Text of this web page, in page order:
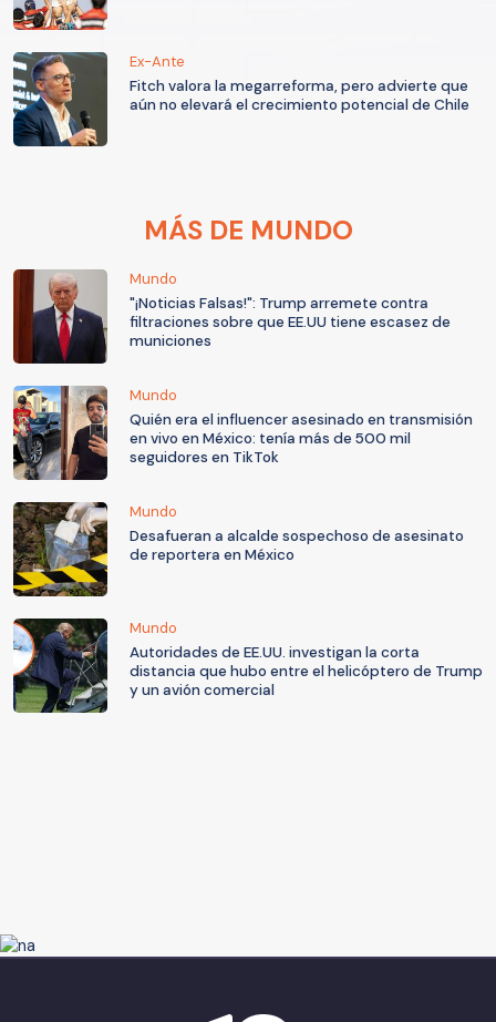
Ex-Ante
Fitch valora la megarreforma, pero advierte que
aún no elevará el crecimiento potencial de Chile
MÁS DE MUNDO
Mundo
"¡Noticias Falsas!": Trump arremete contra
filtraciones sobre que EE.UU tiene escasez de
municiones
Mundo
Quién era el influencer asesinado en transmisión
en vivo en México: tenía más de 500 mil
seguidores en TikTok
Mundo
Desafueran a alcalde sospechoso de asesinato
de reportera en México
Mundo
Autoridades de EE.UU. investigan la corta
distancia que hubo entre el helicóptero de Trump
y un avión comercial